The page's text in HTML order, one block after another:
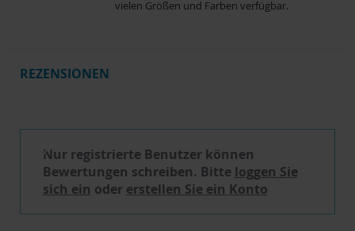
vielen Größen und Farben verfügbar.
REZENSIONEN
Nur registrierte Benutzer können
Bewertungen schreiben. Bitte loggen Sie
sich ein oder erstellen Sie ein Konto